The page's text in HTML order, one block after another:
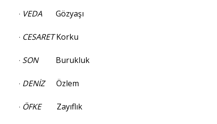
· VEDA Gözyaşı
· CESARETKorku
· SON Burukluk
· DENİZ Özlem
· ÖFKE Zayıflık